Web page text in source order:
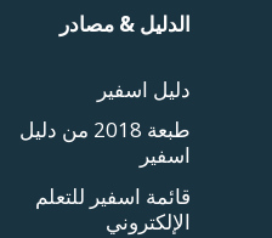
الدليل & مصادر
دليل اسفير
طبعة 2018 من دليل
اسفير
قائمة اسفير للتعلم
الإلكتروني